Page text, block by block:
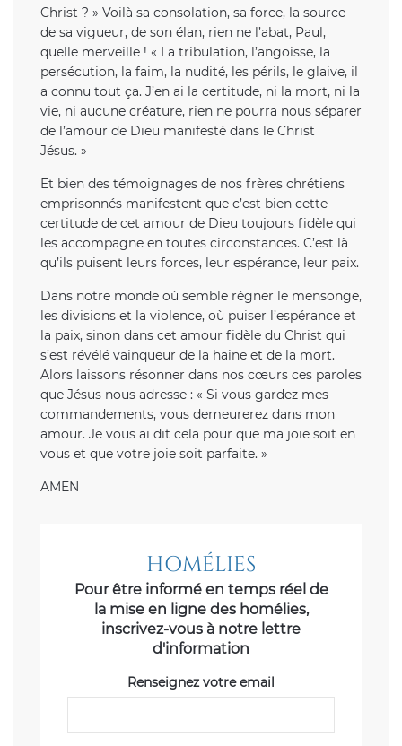
Christ ? » Voilà sa consolation, sa force, la source
de sa vigueur, de son élan, rien ne l’abat, Paul,
quelle merveille ! « La tribulation, l’angoisse, la
persécution, la faim, la nudité, les périls, le glaive, il
a connu tout ça. J’en ai la certitude, ni la mort, ni la
vie, ni aucune créature, rien ne pourra nous séparer
de l’amour de Dieu manifesté dans le Christ
Jésus. »
Et bien des témoignages de nos frères chrétiens
emprisonnés manifestent que c’est bien cette
certitude de cet amour de Dieu toujours fidèle qui
les accompagne en toutes circonstances. C’est là
qu’ils puisent leurs forces, leur espérance, leur paix.
Dans notre monde où semble régner le mensonge,
les divisions et la violence, où puiser l’espérance et
la paix, sinon dans cet amour fidèle du Christ qui
s’est révélé vainqueur de la haine et de la mort.
Alors laissons résonner dans nos cœurs ces paroles
que Jésus nous adresse : « Si vous gardez mes
commandements, vous demeurerez dans mon
amour. Je vous ai dit cela pour que ma joie soit en
vous et que votre joie soit parfaite. »
AMEN
HOMÉLIES
Pour être informé en temps réel de
la mise en ligne des homélies,
inscrivez-vous à notre lettre
d'information
Renseignez votre email